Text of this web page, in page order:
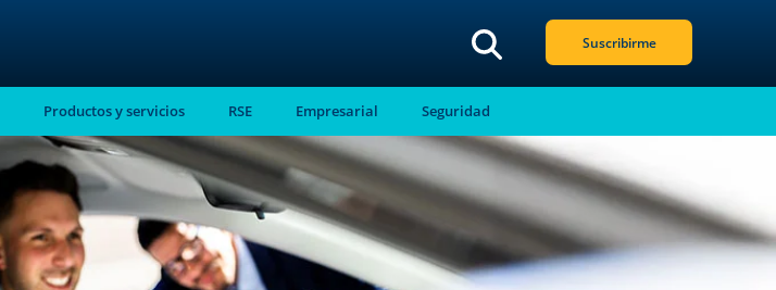
Suscribirme
Productos y servicios RSE Empresarial Seguridad